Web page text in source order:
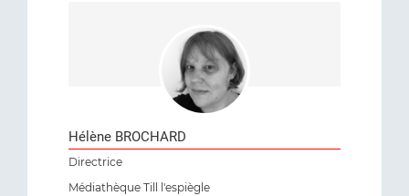
Hélène BROCHARD
Directrice
Médiathèque Till l'espiègle